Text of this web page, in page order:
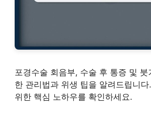
포경수술 회음부, 수술 후 통증 및 붓
한 관리법과 위생 팁을 알려드립니
위한 핵심 노하우를 확인하세요.